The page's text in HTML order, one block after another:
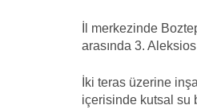
İl merkezinde
arasında 3.
İki teras üzerine
içerisinde kutsal su